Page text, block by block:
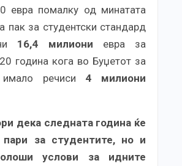
евра помалку од минатата
пак за студентски стандард
16,4 милиони евра за
година кога во Буџетот за
речиси 4 милиони
дека следната година ќе
за студентите, но и
услови за идните